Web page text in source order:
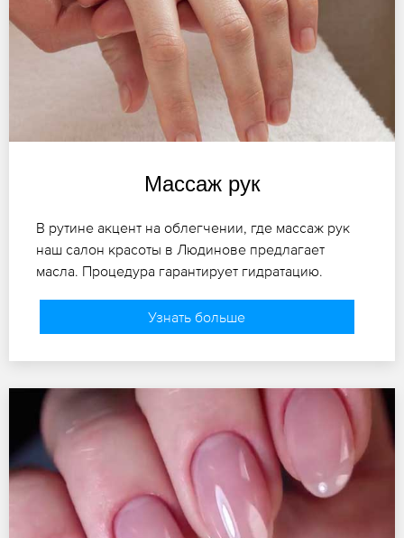
Массаж рук
В рутине акцент на облегчении, где массаж рук
наш салон красоты в Людинове предлагает
масла. Процедура гарантирует гидратацию.
Узнать больше